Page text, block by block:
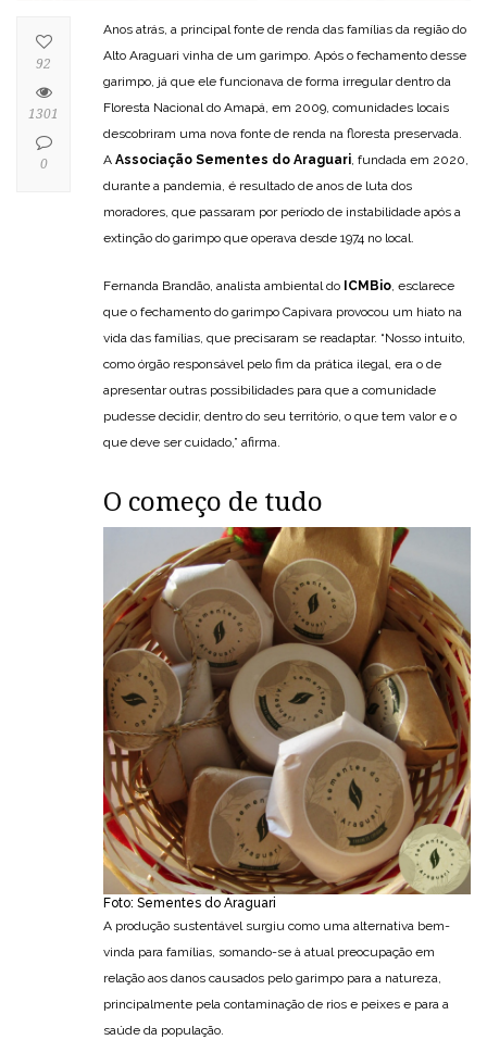
Anos atrás, a principal fonte de renda das famílias da região do
Alto Araguari vinha de um garimpo. Após o fechamento desse
garimpo, já que ele funcionava de forma irregular dentro da
Floresta Nacional do Amapá, em 2009, comunidades locais
descobriram uma nova fonte de renda na floresta preservada.
A Associação Sementes do Araguari, fundada em 2020,
durante a pandemia, é resultado de anos de luta dos
moradores, que passaram por período de instabilidade após a
extinção do garimpo que operava desde 1974 no local.
Fernanda Brandão, analista ambiental do ICMBio, esclarece
que o fechamento do garimpo Capivara provocou um hiato na
vida das famílias, que precisaram se readaptar. “Nosso intuito,
como órgão responsável pelo fim da prática ilegal, era o de
apresentar outras possibilidades para que a comunidade
pudesse decidir, dentro do seu território, o que tem valor e o
que deve ser cuidado,” afirma.
O começo de tudo
Foto: Sementes do Araguari
A produção sustentável surgiu como uma alternativa bem-
vinda para famílias, somando-se à atual preocupação em
relação aos danos causados pelo garimpo para a natureza,
principalmente pela contaminação de rios e peixes e para a
saúde da população.
92
1301
0